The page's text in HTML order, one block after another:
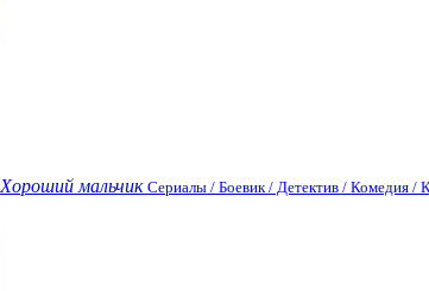
Хороший мальчик Сериалы / Боевик / Детектив / Комедия /